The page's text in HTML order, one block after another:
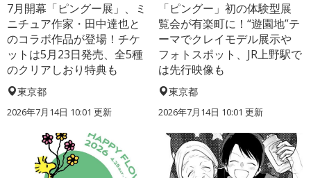
7月開幕「ピングー展」、ミ
ニチュア作家・田中達也と
のコラボ作品が登場！チケ
ットは5月23日発売、全5種
のクリアしおり特典も
東京都
2026年7月14日 10:01 更新
「ピングー」初の体験型展
覧会が有楽町に！“遊園地”テ
ーマでクレイモデル展示や
フォトスポット、JR上野駅で
は先行映像も
東京都
2026年7月14日 10:01 更新